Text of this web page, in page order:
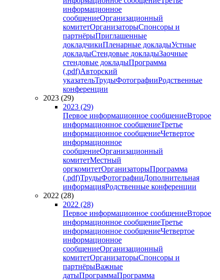
информационное
сообщениеОрганизационный
комитетОрганизаторыСпонсоры и
партнёрыПриглашенные
докладчикиПленарные докладыУстные
докладыСтендовые докладыЗаочные
стендовые докладыПрограмма
(.pdf)Авторский
указательТрудыФотографииРодственные
конференции
2023 (29)
2023 (29)
Первое информационное сообщениеВторое
информационное сообщениеТретье
информационное сообщениеЧетвертое
информационное
сообщениеОрганизационный
комитетМестный
оргкомитетОрганизаторыПрограмма
(.pdf)ТрудыФотографииДополнительная
информацияРодственные конференции
2022 (28)
2022 (28)
Первое информационное сообщениеВторое
информационное сообщениеТретье
информационное сообщениеЧетвертое
информационное
сообщениеОрганизационный
комитетОрганизаторыСпонсоры и
партнёрыВажные
датыПрограммаПрограмма